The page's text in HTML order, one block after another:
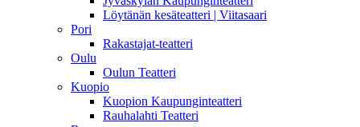
Löytänän kesäteatteri | Viitasaari
Pori
Rakastajat-teatteri
Oulu
Oulun Teatteri
Kuopio
Kuopion Kaupunginteatteri
Rauhalahti Teatteri